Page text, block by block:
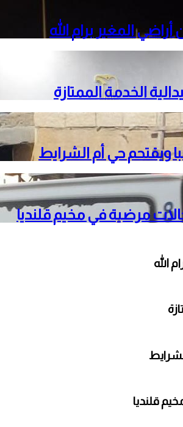
المغير برام الله
الخدمة الممتازة
ويقتحم حي أم الشرايط
الله